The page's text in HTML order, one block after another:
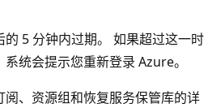
5 分钟内过期。 如果超过这一时
统会提示您重新登录 Azure。
阅、资源组和恢复服务保管库的详